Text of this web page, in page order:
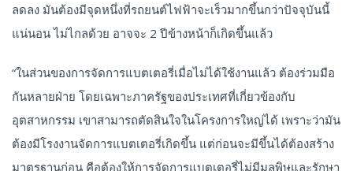
ลดลง มันต้องมีจุดหนึ่งที่รถยนต์ไฟฟ้าจะเร็วมากขึ้นกว่าปัจจุบันนี้
แน่นอน ไม่ไกลด้วย อาจจะ 2 ปีข้างหน้าก็เกิดขึ้นแล้ว
“ในส่วนของการจัดการแบตเตอรี่เมื่อไม่ได้ใช้งานแล้ว ต้องร่วมมือ
กันหลายฝ่าย โดยเฉพาะภาครัฐของประเทศที่เกี่ยวข้องกับ
อุตสาหกรรม เขาสามารถตัดสินใจในโครงการใหญ่ได้ เพราะว่ามัน
ต้องมีโรงงานจัดการแบตเตอรี่เกิดขึ้น แต่ก่อนจะมีขึ้นได้ต้องสร้าง
มาตรฐานก่อน คือต้องให้การจัดการแบตเตอรี่ไม่มีมลพิษและรักษา